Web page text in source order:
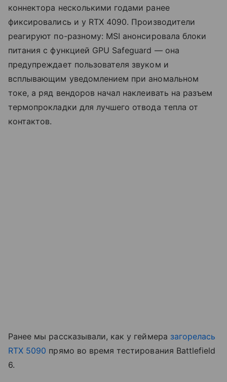
коннектора несколькими годами ранее
фиксировались и у RTX 4090. Производители
реагируют по-разному: MSI анонсировала блоки
питания с функцией GPU Safeguard — она
предупреждает пользователя звуком и
всплывающим уведомлением при аномальном
токе, а ряд вендоров начал наклеивать на разъем
термопрокладки для лучшего отвода тепла от
контактов.
Ранее мы рассказывали, как у геймера загорелась
RTX 5090 прямо во время тестирования Battlefield
6.